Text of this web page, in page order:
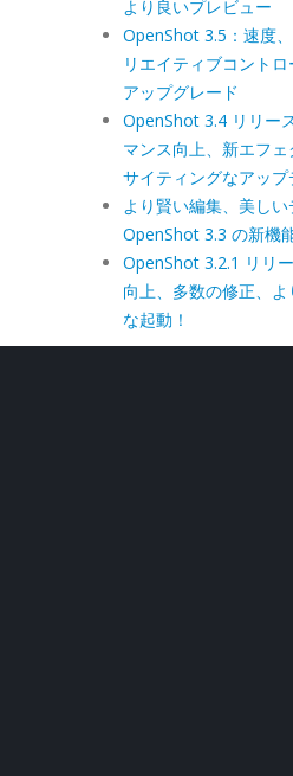
より良いプレビュー
OpenShot 3.5：速度
リエイティブコント
アップグレード
OpenShot 3.4 リリー
マンス向上、新エフ
サイティングなアップ
より賢い編集、美し
OpenShot 3.3 の新機
OpenShot 3.2.1 リリ
向上、多数の修正、
な起動！